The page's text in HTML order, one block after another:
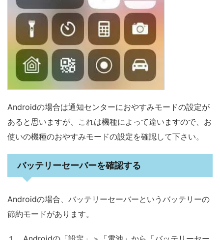
Androidの場合は通知センターにおやすみモードの設定が
あると思いますが、これは機種によって違いますので、お
使いの機種のおやすみモードの設定を確認して下さい。
バッテリーセーバーを確認する
Androidの場合、バッテリーセーバーというバッテリーの
節約モードがあります。